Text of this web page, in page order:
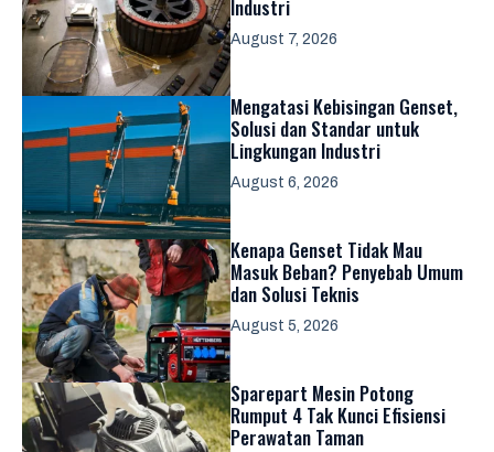
Industri
August 7, 2026
Mengatasi Kebisingan Genset,
Solusi dan Standar untuk
Lingkungan Industri
August 6, 2026
Kenapa Genset Tidak Mau
Masuk Beban? Penyebab Umum
dan Solusi Teknis
August 5, 2026
Sparepart Mesin Potong
Rumput 4 Tak Kunci Efisiensi
Perawatan Taman